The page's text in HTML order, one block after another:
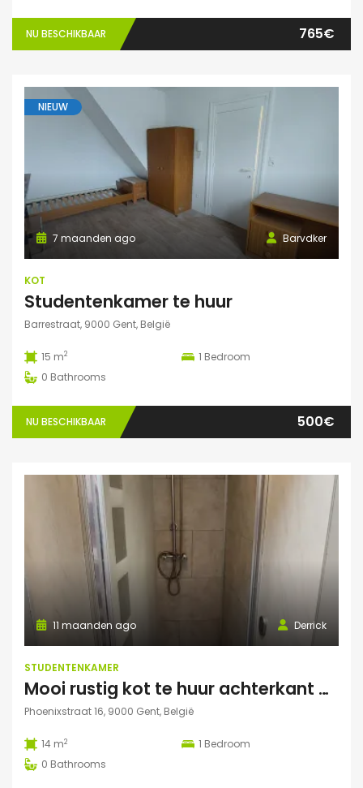
NU BESCHIKBAAR 765€
NIEUW
Barvdker
7 maanden ago
KOT
Studentenkamer te huur
Barrestraat, 9000 Gent, België
15 m2 1 Bedroom
0 Bathrooms
NU BESCHIKBAAR 500€
Derrick
11 maanden ago
STUDENTENKAMER
Mooi rustig kot te huur achterkant gebouw
Phoenixstraat 16, 9000 Gent, België
14 m2 1 Bedroom
0 Bathrooms